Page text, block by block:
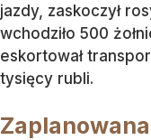
jazdy, zaskoczył
wchodziło 500
eskortował
tysięcy rubli.